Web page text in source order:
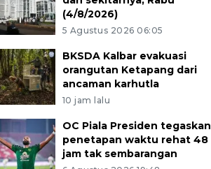
(4/8/2026)
5 Agustus 2026 06:05
BKSDA Kalbar evakuasi
orangutan Ketapang dari
ancaman karhutla
10 jam lalu
OC Piala Presiden tegaskan
penetapan waktu rehat 48
jam tak sembarangan